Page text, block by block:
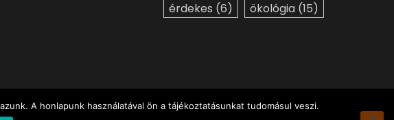
érdekes (6) ökológia (15)
A honlapunk használatával ön a tájékoztatásunkat tudomásul veszi.